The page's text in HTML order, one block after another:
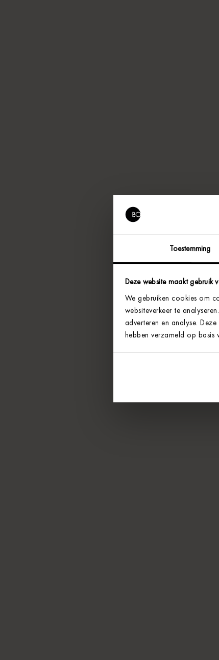
Toestemming
Deze website maakt gebruik
We gebruiken cookies om
websiteverkeer te
adverteren en analyse.
hebben verzameld op basis